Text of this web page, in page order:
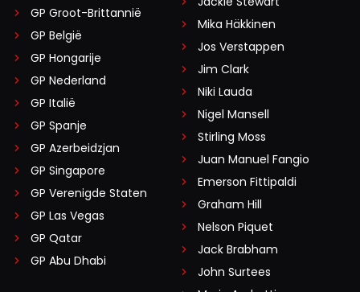
GP Groot-Brittannië
GP België
GP Hongarije
GP Nederland
GP Italië
GP Spanje
GP Azerbeidzjan
GP Singapore
GP Verenigde Staten
GP Las Vegas
GP Qatar
GP Abu Dhabi
Mika Häkkinen
Jos Verstappen
Jim Clark
Niki Lauda
Nigel Mansell
Stirling Moss
Juan Manuel Fangio
Emerson Fittipaldi
Graham Hill
Nelson Piquet
Jack Brabham
John Surtees